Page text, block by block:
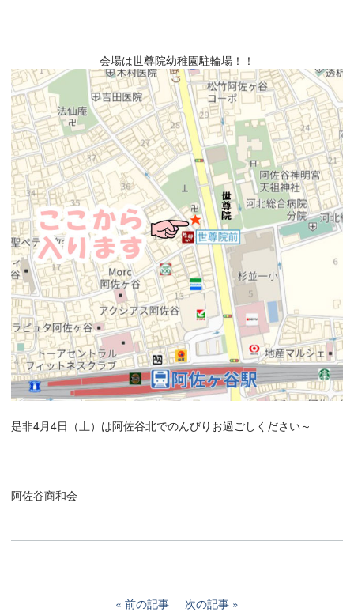
会場は世尊院幼稚園駐輪場！！
是非4月4日（土）は阿佐谷北でのんびりお過ごしください～
阿佐谷商和会
前の記事 次の記事